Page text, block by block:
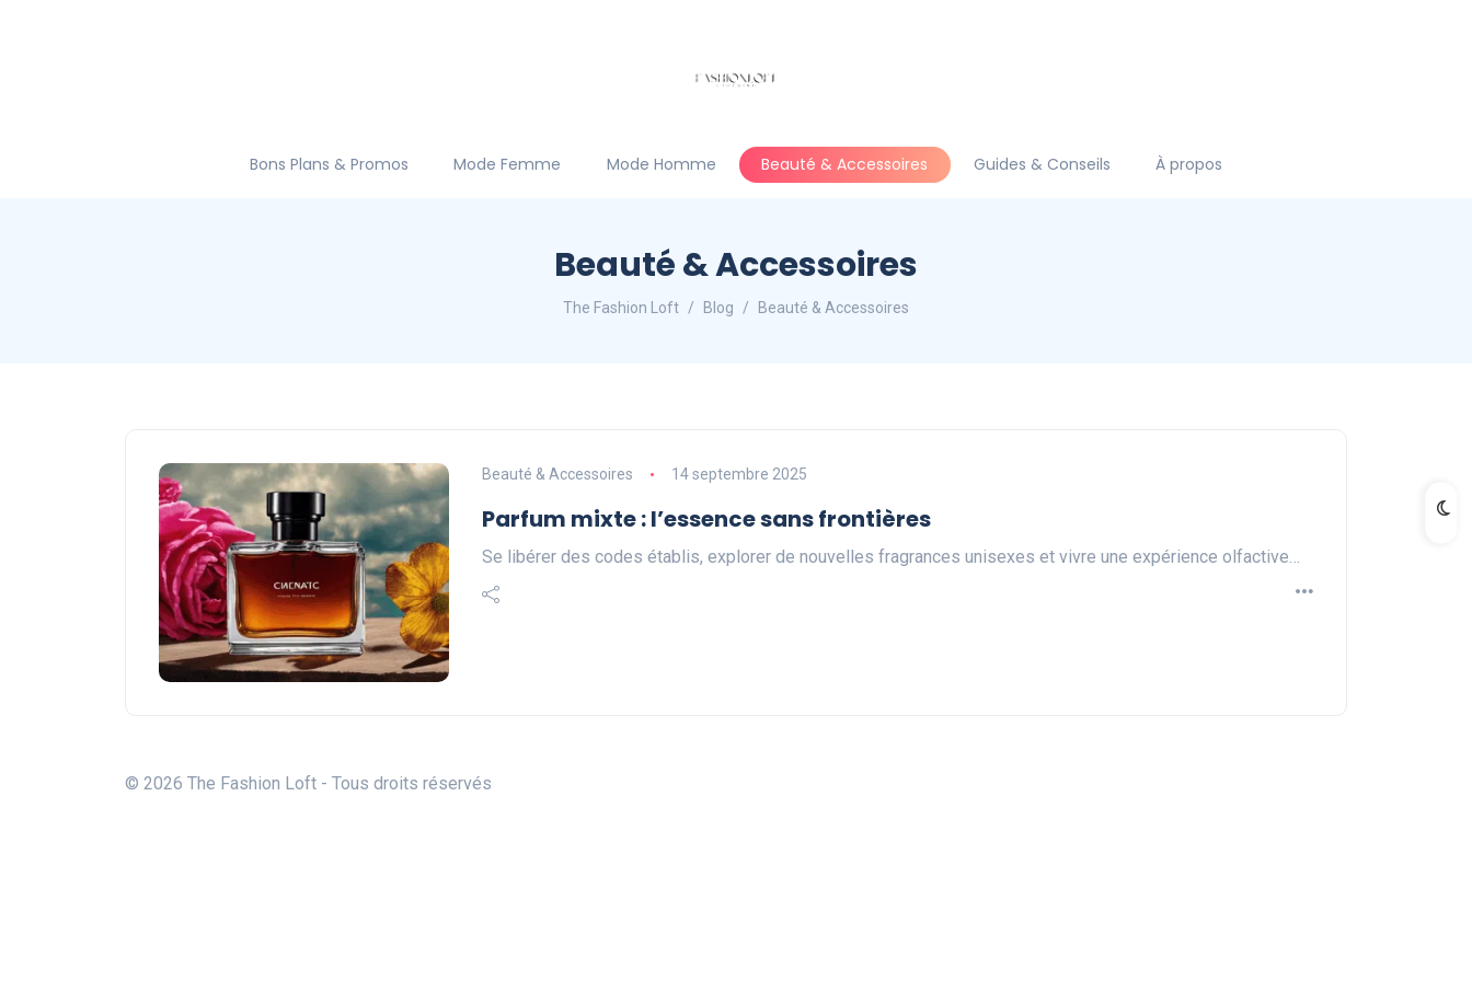
Bons Plans & Promos Mode Femme Mode Homme Beauté & Accessoires Guides & Conseils À propos
Beauté & Accessoires
The Fashion Loft Blog Beauté & Accessoires
Beauté & Accessoires 14 septembre 2025
Parfum mixte : l’essence sans frontières
Se libérer des codes établis, explorer de nouvelles fragrances unisexes et vivre une expérience olfactive…
© 2026 The Fashion Loft - Tous droits réservés